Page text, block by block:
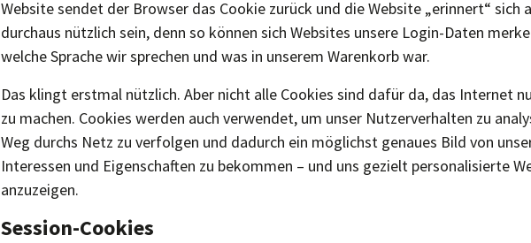
Website sendet der Browser das Cookie zurück und die Website „erinnert“ sich
durchaus nützlich sein, denn so können sich Websites unsere Login-Daten
welche Sprache wir sprechen und was in unserem Warenkorb war.
Das klingt erstmal nützlich. Aber nicht alle Cookies sind dafür da, das Internet
zu machen. Cookies werden auch verwendet, um unser Nutzerverhalten zu
Weg durchs Netz zu verfolgen und dadurch ein möglichst genaues Bild von
Interessen und Eigenschaften zu bekommen – und uns gezielt personalisierte
anzuzeigen.
Session-Cookies